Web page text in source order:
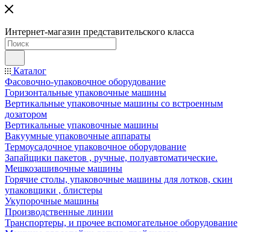
Интернет-магазин представительского класса
Каталог
Фасовочно-упаковочное оборудование
Горизонтальные упаковочные машины
Вертикальные упаковочные машины со встроенным
дозатором
Вертикальные упаковочные машины
Вакуумные упаковочные аппараты
Термоусадочное упаковочное оборудование
Запайщики пакетов , ручные, полуавтоматические.
Мешкозашивочные машины
Горячие столы, упаковочные машины для лотков, скин
упаковщики , блистеры
Укупорочные машины
Производственные линии
Транспортеры, и прочее вспомогательное оборудование